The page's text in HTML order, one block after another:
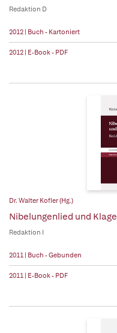
Redaktion D
2012 | Buch - Kartoniert
2012 | E-Book - PDF
Dr. Walter Kofler (Hg.)
Nibelungenlied und Klage
Redaktion I
2011 | Buch - Gebunden
2011 | E-Book - PDF